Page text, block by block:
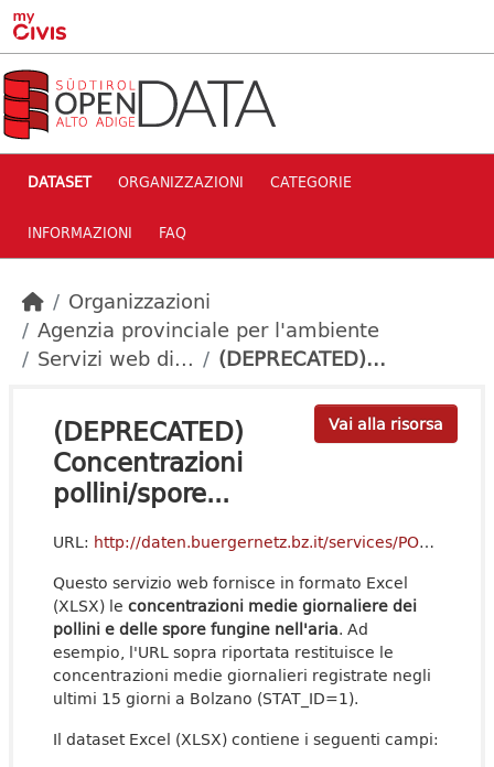
Skip to main content
DATASET ORGANIZZAZIONI CATEGORIE
INFORMAZIONI FAQ
Organizzazioni
Agenzia provinciale per l'ambiente
Servizi web di...
(DEPRECATED)...
Vai alla risorsa
(DEPRECATED)
Concentrazioni
pollini/spore...
URL: http://daten.buergernetz.bz.it/services/POLLENBZ_REMARKS?format=xlsx&STAT_ID=1
Questo servizio web fornisce in formato Excel
(XLSX) le concentrazioni medie giornaliere dei
pollini e delle spore fungine nell'aria. Ad
esempio, l'URL sopra riportata restituisce le
concentrazioni medie giornalieri registrate negli
ultimi 15 giorni a Bolzano (STAT_ID=1).
Il dataset Excel (XLSX) contiene i seguenti campi: